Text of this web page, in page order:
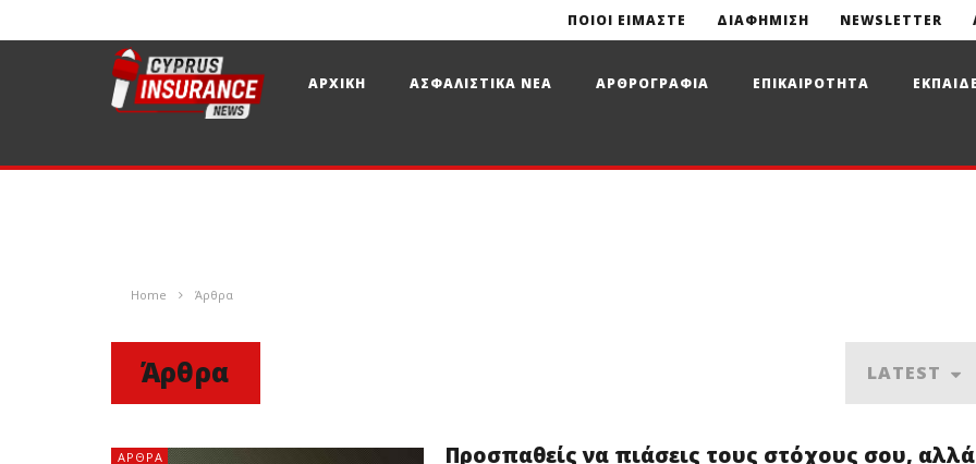
ΠΟΙΟΙ ΕΙΜΑΣΤΕ ΔΙΑΦΗΜΙΣΗ NEWSLETTER
ΑΡΧΙΚΗ ΑΣΦΑΛΙΣΤΙΚΑ ΝΕΑ ΑΡΘΡΟΓΡΑΦΙΑ ΕΠΙΚΑΙΡΟΤΗΤΑ
Home Άρθρα
Άρθρα LATEST
ΆΡΘΡΑ
Προσπαθείς να πιάσεις τους στόχους σου, αλλά